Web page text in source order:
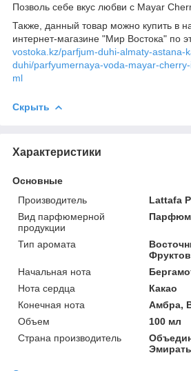
Позволь себе вкус любви с Mayar
Также, данный товар можно купить в
интернет-магазине "Мир Востока" по
vostoka.kz/parfjum-duhi-almaty-astana-
duhi/parfyumernaya-voda-mayar-
ml
Скрыть
Характеристики
Основные
Производитель
Lattafa
Вид парфюмерной
продукции
Тип аромата
Начальная нота
Нота сердца
Какао
Конечная нота
Амбра,
Объем
100 мл
Страна производитель